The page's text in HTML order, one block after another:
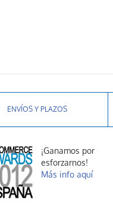
ENVÍOS Y PLAZOS
¡Ganamos por
esforzarnos!
Más info aquí